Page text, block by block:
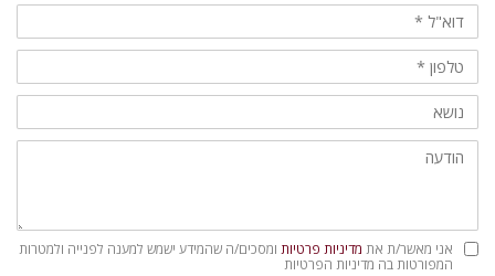
מדיניות
פרטיות
אני מאשר/ת את מדיניות פרטיות ומסכים/ה שהמידע ישמש למענה לפנייה ולמטרות
המפורטות בה מדיניות הפרטיות